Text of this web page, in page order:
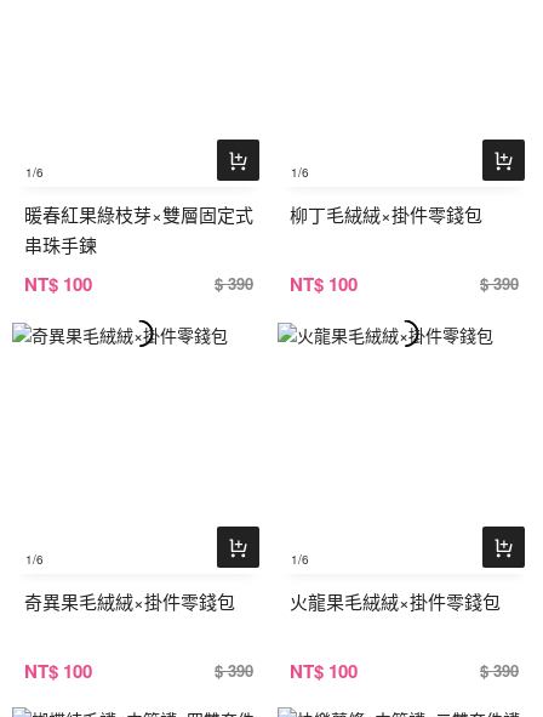
1/6
暖春紅果綠枝芽×雙層固定式
串珠手鍊
NT$ 100 $ 390
1/6
柳丁毛絨絨×掛件零錢包
NT$ 100 $ 390
1/6
奇異果毛絨絨×掛件零錢包
NT$ 100 $ 390
1/6
火龍果毛絨絨×掛件零錢包
NT$ 100 $ 390